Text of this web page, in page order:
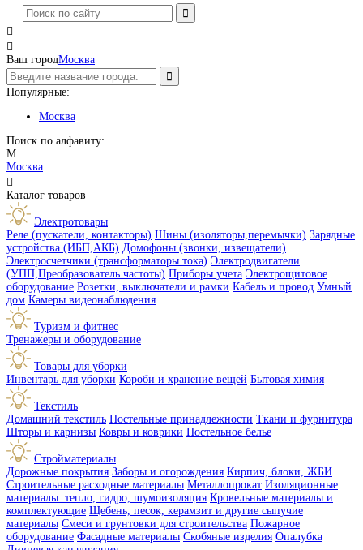


Ваш городМосква
Популярные:
Москва
Поиск по алфавиту:
М
Москва

Каталог товаров
Электротовары
Реле (пускатели, контакторы) Шины (изоляторы,перемычки) Зарядные
устройства (ИБП,АКБ) Домофоны (звонки, извещатели)
Электросчетчики (трансформаторы тока) Электродвигатели
(УПП,Преобразователь частоты) Приборы учета Электрощитовое
оборудование Розетки, выключатели и рамки Кабель и провод Умный
дом Камеры видеонаблюдения
Туризм и фитнес
Тренажеры и оборудование
Товары для уборки
Инвентарь для уборки Короби и хранение вещей Бытовая химия
Текстиль
Домашний текстиль Постельные принадлежности Ткани и фурнитура
Шторы и карнизы Ковры и коврики Постельное белье
Стройматериалы
Дорожные покрытия Заборы и огорождения Кирпич, блоки, ЖБИ
Строительные расходные материалы Металлопрокат Изоляционные
материалы: тепло, гидро, шумоизоляция Кровельные материалы и
комплектующие Щебень, песок, керамзит и другие сыпучие
материалы Смеси и грунтовки для строительства Пожарное
оборудование Фасадные материалы Скобяные изделия Опалубка